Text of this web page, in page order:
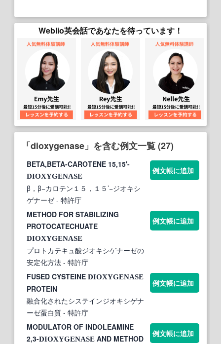
Weblio英会話であなたを待っています！
「dioxygenase」を含む例文一覧 (27)
BETA,BETA-CAROTENE 15,15'-
DIOXYGENASE
β，β−カロテン１５，１５’−ジオキシ
ゲナーゼ- 特許庁
例文帳に追加
METHOD FOR STABILIZING
PROTOCATECHUATE
DIOXYGENASE
プロトカテキュ酸ジオキシゲナーゼの
安定化方法 - 特許庁
例文帳に追加
FUSED CYSTEINE DIOXYGENASE
PROTEIN
融合化されたシステインジオキシゲナ
ーゼ蛋白質 - 特許庁
例文帳に追加
MODULATOR OF INDOLEAMINE
2,3-DIOXYGENASE AND METHOD
例文帳に追加